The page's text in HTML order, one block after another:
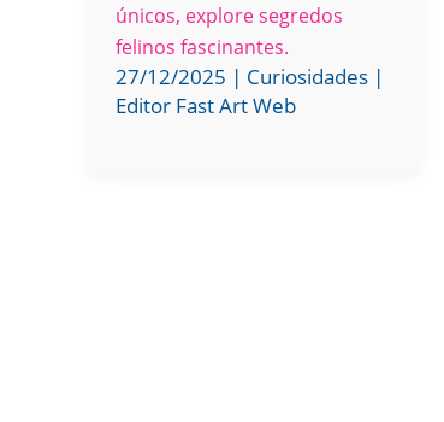
únicos, explore segredos
felinos fascinantes.
27/12/2025 | Curiosidades |
Editor Fast Art Web